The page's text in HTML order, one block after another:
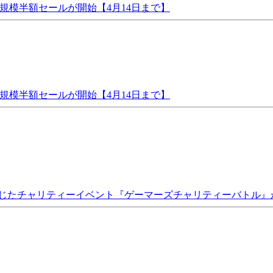
模半額セールが開始【4月14日まで】
模半額セールが開始【4月14日まで】
たチャリティーイベント『ゲーマーズチャリティーバトル』